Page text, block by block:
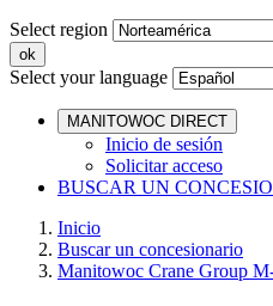
Select region
Select your language
MANITOWOC DIRECT
Inicio de sesión
Solicitar acceso
BUSCAR UN
Inicio
Buscar un concesionario
Manitowoc Crane Group